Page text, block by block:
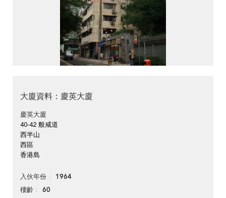
大廈資料：慶英大廈
慶英大廈
40-42 般咸道
西半山
西區
香港島
入伙年份 1964
樓齡 60